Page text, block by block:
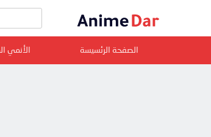
الصفحة الرئسيسة الأنمي